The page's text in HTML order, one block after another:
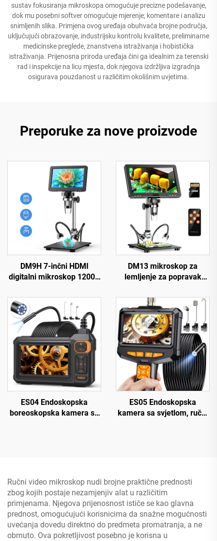
sustav fokusiranja mikroskopa omogućuje precizne podešavanje,
dok mu posebni softver omogućuje mjerenje, komentare i analizu
snimljenih slika. Primjena ovog uređaja obuhvaća brojne područja,
uključujući obrazovanje, industrijsku kontrolu kvalitete, preliminarne
medicinske preglede, znanstvena istraživanja i hobistička
istraživanja. Prijenosna priroda uređaja čini ga idealnim za terenski
rad i inspekcije na licu mjesta, dok njegova izdržljiva izgradnja
osigurava pouzdanost u različitim okolišnim uvjetima.
Preporuke za nove proizvode
DM9H 7-inčni HDMI
digitalni mikroskop 1200X
zaslonom, 16 MP, lemilica
mikroskop
DM13 mikroskop za
lemljenje za popravak
nakita, s 10 LED-ova
ES04 Endoskopska
boreoskopska kamera sa
ES05 Endoskopska
kamera sa svjetlom, ručni
Ručni video mikroskop nudi brojne praktične prednosti
zbog kojih postaje nezamjenjiv alat u različitim
primjenama. Njegova prijenosnost ističe se kao glavna
prednost, omogućujući korisnicima da snažne mogućnosti
uvećanja dovedu direktno do predmeta promatranja, a ne
obrnuto. Ova pokretljivost posebno je korisna u